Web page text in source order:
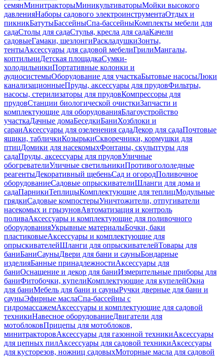
семянМинитракторыМиникультиваторыМойки высокого
давленияНаборы садового электроинструментаОтдых и
пикникБатутыБассейныСпа-бассейныКомплекты мебели для
садаСтолы для садаСтулья, кресла для садаКачели
садовыеГамаки, шезлонгиРаскладушкиЗонты,
тентыАксессуары для садовой мебелиГрилиМангалы,
коптильниДетская площадкаСумки-
холодильникиПортативные колонки и
аудиосистемыОборудование для участкаБытовые насосыЛюки
канализационныеПруды, аксессуары для прудовФильтры,
насосы, стерилизаторы для прудовКомпрессоры для
прудовСтанции биологической очисткиЗапчасти и
комплектующие для оборудованияБлагоустройство
участкаДачные домаБеседкиБаниХозблоки и
сараиАксессуары для озеленения садаДекор для садаПочтовые
ящики, табличкиКозырькиСкворечники, кормушки для
птицДомики для насекомыхФонтаны, скульптуры для
садаПруды, аксессуары для прудовУличные
обогревателиУличные светильникиПротивогололедные
реагентыДекоративный щебеньСад и огородПоливочное
оборудованиеСадовые опрыскивателиШланги для дома и
садаПарникиТеплицыКомплектующие для теплицМодульные
грядкиСадовые компостерыУничтожители, отпугиватели
насекомых и грызуновАвтоматизация и контроль
поливаАксессуары и комплектующие для поливочного
оборудованияУкрывные материалыБочки, баки
пластиковыеАксессуары и комплектующие для
опрыскивателейШланги для опрыскивателейТовары для
баниБаниСауныДвери для бани и сауныБондарные
изделияБанные принадлежностиАксессуары для
баниОснащение и декор для баниИзмерительные приборы для
баниФитобочки, купелиКомплектующие для купелейОкна
для баниМебель для бани и сауныРучки дверные для бани и
сауныЭфирные маслаСпа-бассейны с
гидромассажемАксессуары и комплектующие для садовой
техникиНавесное оборудованиеДвигатели для
мотоблоковПрицепы для мотоблоков,
минитракторовАксессуары для газонной техникиАксессуары
для цепных пилАксессуары для садовой техникиАксессуары
для кусторезов, ножниц садовыхМоторные масла для садовой